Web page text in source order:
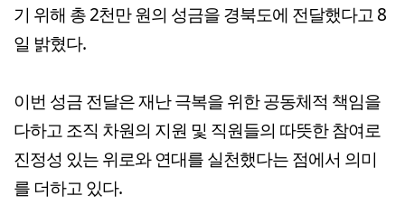
기 위해 총 2천만 원의 성금을 경북도에 전달했다고 8
일 밝혔다.
이번 성금 전달은 재난 극복을 위한 공동체적 책임을
다하고 조직 차원의 지원 및 직원들의 따뜻한 참여로
진정성 있는 위로와 연대를 실천했다는 점에서 의미
를 더하고 있다.